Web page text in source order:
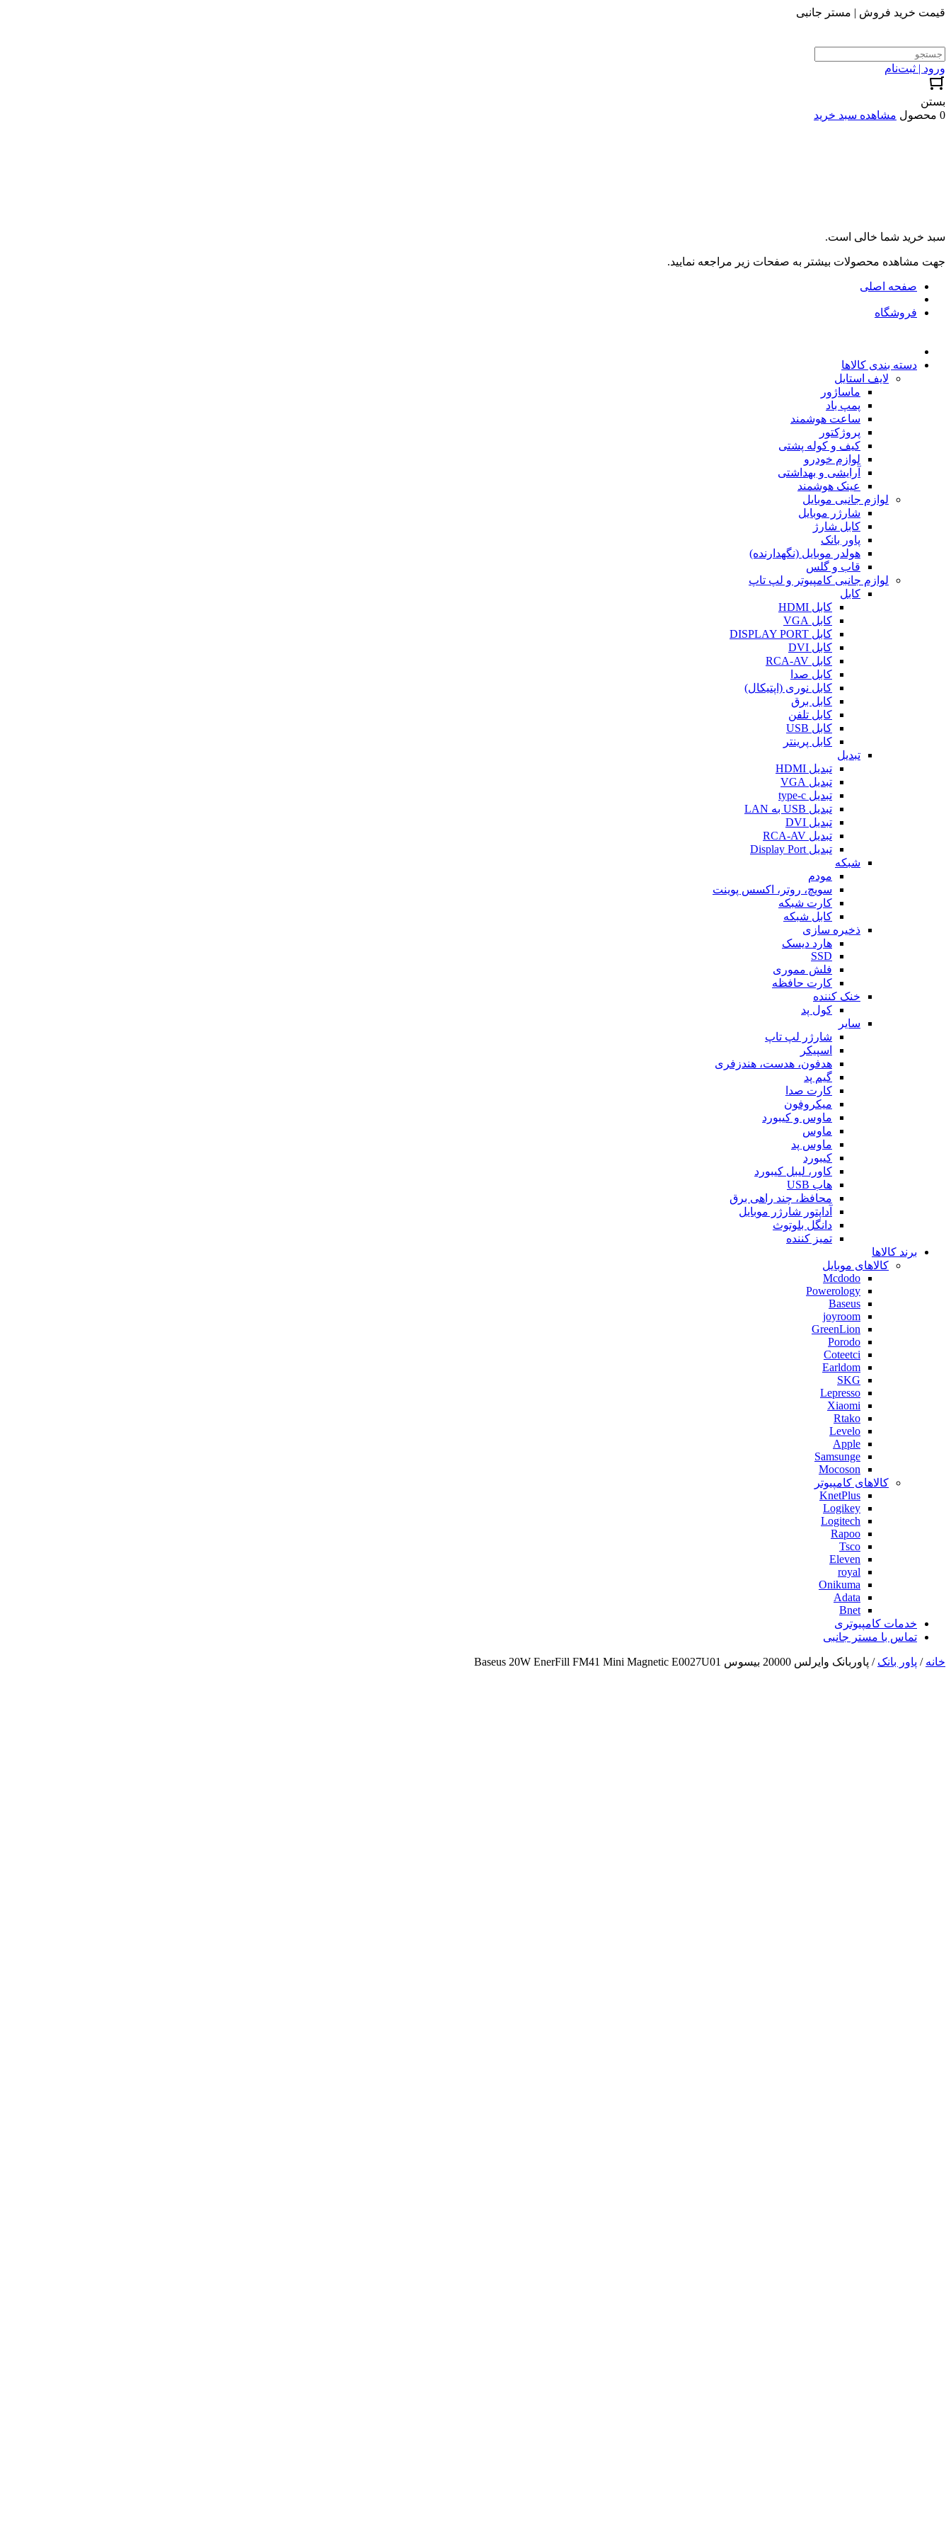
قیمت خرید فروش | مستر جانبی
ورود | ثبت‌نام
بستن
0 محصول
مشاهده سبد خرید
سبد خرید شما خالی است.
جهت مشاهده محصولات بیشتر به صفحات زیر مراجعه نمایید.
صفحه اصلی
فروشگاه
دسته بندی کالاها
لایف استایل
ماساژور
پمپ باد
ساعت هوشمند
پروژکتور
کیف و کوله پشتی
لوازم خودرو
آرایشی و بهداشتی
عینک هوشمند
لوازم جانبی موبایل
شارژر موبایل
کابل شارژ
پاور بانک
هولدر موبایل (نگهدارنده)
قاب و گلس
لوازم جانبی کامپیوتر و لپ تاپ
کابل
کابل HDMI
کابل VGA
کابل DISPLAY PORT
کابل DVI
کابل RCA-AV
کابل صدا
کابل نوری (اپتیکال)
کابل برق
کابل تلفن
کابل USB
کابل پرینتر
تبدیل
تبدیل HDMI
تبدیل VGA
تبدیل type-c
تبدیل USB به LAN
تبدیل DVI
تبدیل RCA-AV
تبدیل Display Port
شبکه
مودم
سویچ، روتر، اکسس پوینت
کارت شبکه
کابل شبکه
ذخیره سازی
هارد دیسک
SSD
فلش مموری
کارت حافظه
خنک کننده
کول پد
سایر
شارژر لپ تاپ
اسپیکر
هدفون، هدست، هندزفری
گیم پد
کارت صدا
میکروفون
ماوس و کیبورد
ماوس
ماوس پد
کیبورد
کاور، لیبل کیبورد
هاب USB
محافظ، چند راهی برق
آداپتور شارژر موبایل
دانگل بلوتوث
تمیز کننده
برند کالاها
کالاهای موبایل
Mcdodo
Powerology
Baseus
joyroom
GreenLion
Porodo
Coteetci
Earldom
SKG
Lepresso
Xiaomi
Rtako
Levelo
Apple
Samsunge
Mocoson
کالاهای کامپیوتر
KnetPlus
Logikey
Logitech
Rapoo
Tsco
Eleven
royal
Onikuma
Adata
Bnet
خدمات کامپیوتری
تماس با مستر جانبی
خانه / پاور بانک / پاوربانک وایرلس 20000 بیسوس Baseus 20W EnerFill FM41 Mini Magnetic E0027U01